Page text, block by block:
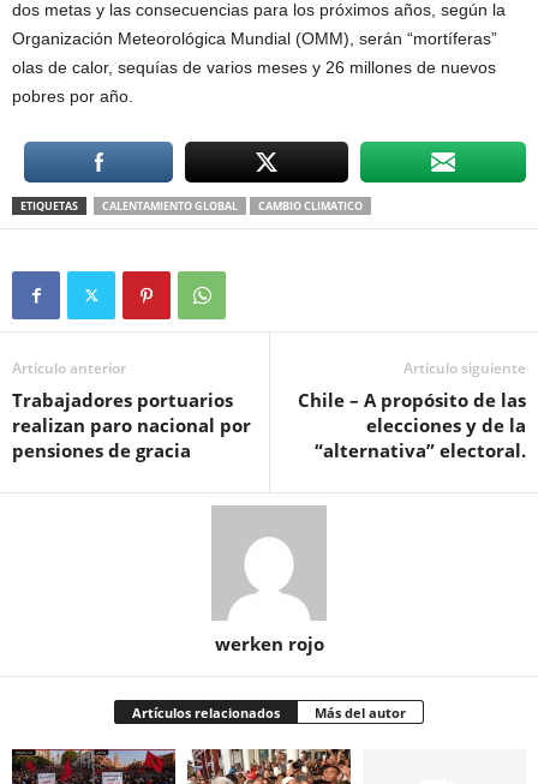
dos metas y las consecuencias para los próximos años, según la
Organización Meteorológica Mundial (OMM), serán “mortíferas”
olas de calor, sequías de varios meses y 26 millones de nuevos
pobres por año.
ETIQUETAS CALENTAMIENTO GLOBAL CAMBIO CLIMATICO
Artículo anterior
Trabajadores portuarios
realizan paro nacional por
pensiones de gracia
Artículo siguiente
Chile – A propósito de las
elecciones y de la
“alternativa” electoral.
werken rojo
Artículos relacionados Más del autor